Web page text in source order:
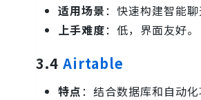
适用场景：快速构建智能聊
上手难度：低，界面友好。
3.4 Airtable
特点 ：结合数据库和自动